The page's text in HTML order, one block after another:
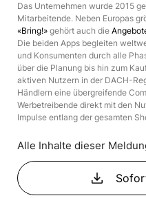
Das Unternehmen wurde 2015
Mitarbeitende. Neben Europas
«Bring!» gehört auch die
Die beiden Apps begleiten
und Konsumenten durch alle
über die Planung bis hin zum
aktiven Nutzern in der DACH-
Händlern eine übergreifende
Werbetreibende direkt mit den
Impulse entlang der gesamten
Alle Inhalte dieser
download